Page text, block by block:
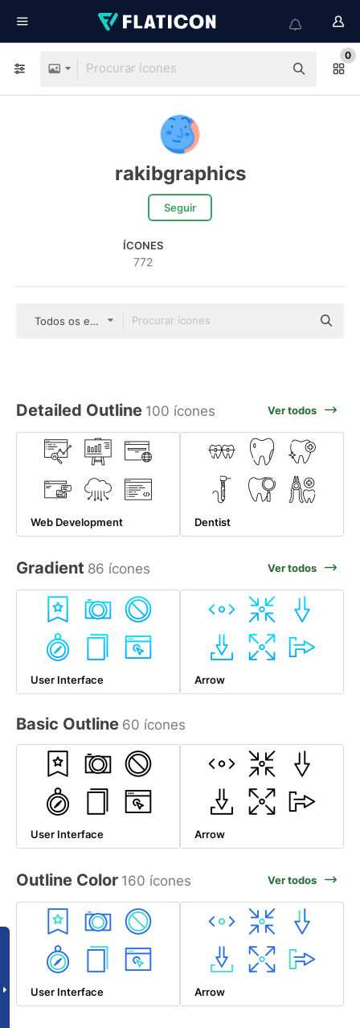
0
rakibgraphics
Seguir
ÍCONES
772
Todos os estilos
Detailed Outline 100 ícones Ver todos
Web Development Dentist
Gradient 86 ícones Ver todos
User Interface Arrow
Basic Outline 60 ícones
User Interface Arrow
Outline Color 160 ícones Ver todos
User Interface Arrow